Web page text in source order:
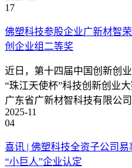
17
佛塑科技参股企业广新材智
创企业组二等奖
近日，第十四届中国创新创
“珠江天使杯”科技创新创业
广东省广新材智科技有限公
2025-11
04
喜讯 | 佛塑科技全资子公司
“小巨人”企业认定